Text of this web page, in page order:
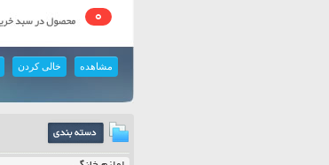
0
مشاهده خالی کردن